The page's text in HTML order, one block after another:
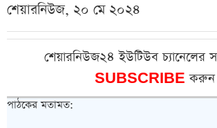
শেয়ারনিউজ, ২০ মে ২০২৪
শেয়ারনিউজ২৪ ইউটিউব চ্যানেলের
SUBSCRIBEকরুন
পাঠকের মতামত: